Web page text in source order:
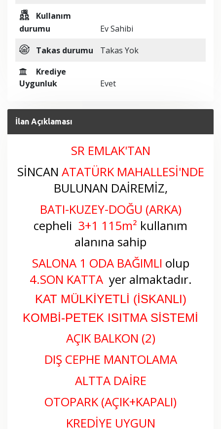
Kullanım
durumu
Ev Sahibi
Takas durumu
Takas Yok
Krediye
Uygunluk
Evet
İlan Açıklaması
SR EMLAK'TAN
SİNCAN ATATÜRK MAHALLESİ'NDE
BULUNAN DAİREMİZ,
BATI-KUZEY-DOĞU (ARKA)
cepheli 3+1 115m² kullanım
alanına sahip
SALONA 1 ODA BAĞIMLI olup
4.SON KATTA yer almaktadır.
KAT MÜLKİYETLİ (İSKANLI)
KOMBİ-PETEK ISITMA SİSTEMİ
AÇIK BALKON (2)
DIŞ CEPHE MANTOLAMA
ALTTA DAİRE
OTOPARK (AÇIK+KAPALI)
KREDİYE UYGUN